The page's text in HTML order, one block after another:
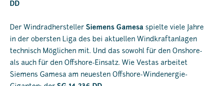
DD
Der Windradhersteller Siemens Gamesa spielte viele Jahre
in der obersten Liga des bei aktuellen Windkraftanlagen
technisch Möglichen mit. Und das sowohl für den Onshore-
als auch für den Offshore-Einsatz. Wie Vestas arbeitet
Siemens Gamesa am neuesten Offshore-Windenergie-